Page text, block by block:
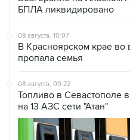
БПЛА ликвидировано
08 августа, 10:07
В Красноярском крае во
пропала семья
08 августа, 09:22
Топливо в Севастополе
на 13 АЗС сети "Атан"